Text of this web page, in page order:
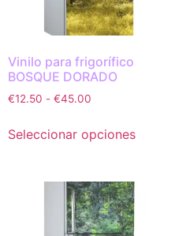
Vinilo para frigorífico
BOSQUE DORADO
€12.50 - €45.00
Seleccionar opciones